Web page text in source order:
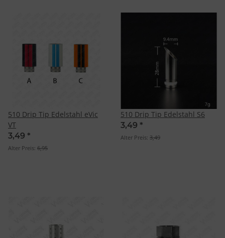
510 Drip Tip Edelstahl eVic
VT
3,49 *
Alter Preis: 6,95
510 Drip Tip Edelstahl S6
3,49 *
Alter Preis: 3,49